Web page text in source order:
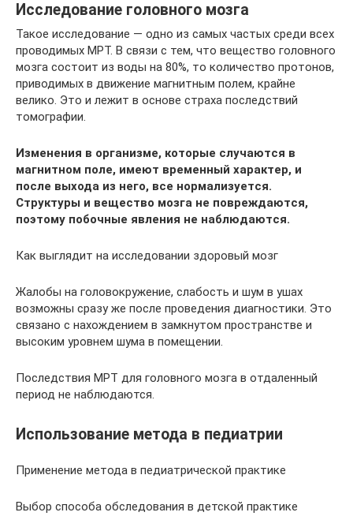
Исследование головного мозга
Такое исследование — одно из самых частых среди всех
проводимых МРТ. В связи с тем, что вещество головного
мозга состоит из воды на 80%, то количество протонов,
приводимых в движение магнитным полем, крайне
велико. Это и лежит в основе страха последствий
томографии.
Изменения в организме, которые случаются в
магнитном поле, имеют временный характер, и
после выхода из него, все нормализуется.
Структуры и вещество мозга не повреждаются,
поэтому побочные явления не наблюдаются.
Как выглядит на исследовании здоровый мозг
Жалобы на головокружение, слабость и шум в ушах
возможны сразу же после проведения диагностики. Это
связано с нахождением в замкнутом пространстве и
высоким уровнем шума в помещении.
Последствия МРТ для головного мозга в отдаленный
период не наблюдаются.
Использование метода в педиатрии
Применение метода в педиатрической практике
Выбор способа обследования в детской практике